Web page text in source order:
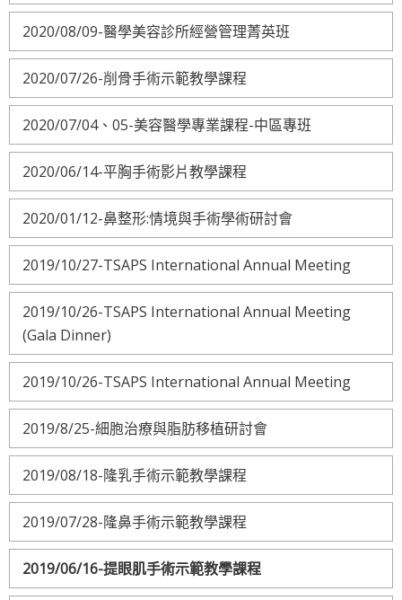
2020/08/09-醫學美容診所經營管理菁英班
2020/07/26-削骨手術示範教學課程
2020/07/04、05-美容醫學專業課程-中區專班
2020/06/14-平胸手術影片教學課程
2020/01/12-鼻整形:情境與手術學術研討會
2019/10/27-TSAPS International Annual Meeting
2019/10/26-TSAPS International Annual Meeting
(Gala Dinner)
2019/10/26-TSAPS International Annual Meeting
2019/8/25-細胞治療與脂肪移植研討會
2019/08/18-隆乳手術示範教學課程
2019/07/28-隆鼻手術示範教學課程
2019/06/16-提眼肌手術示範教學課程